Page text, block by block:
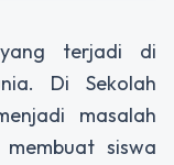
yang terjadi di
Di Sekolah
masalah
siswa